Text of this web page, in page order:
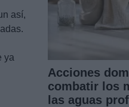
así,
ya
Acciones
combatir los
las aguas